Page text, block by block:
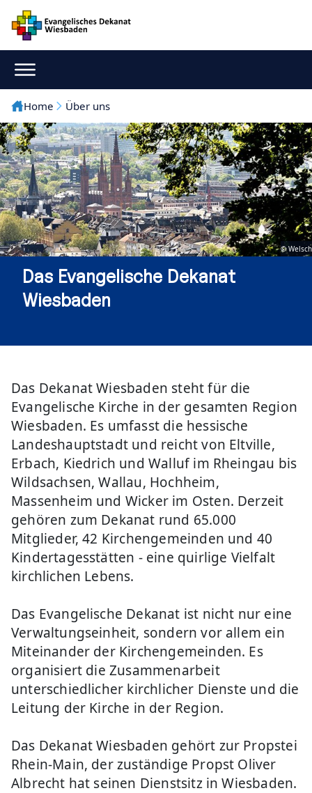
Home Über uns
© Welsch
Das Evangelische Dekanat
Wiesbaden
Das Dekanat Wiesbaden steht für die
Evangelische Kirche in der gesamten Region
Wiesbaden. Es umfasst die hessische
Landeshauptstadt und reicht von Eltville,
Erbach, Kiedrich und Walluf im Rheingau bis
Wildsachsen, Wallau, Hochheim,
Massenheim und Wicker im Osten. Derzeit
gehören zum Dekanat rund 65.000
Mitglieder, 42 Kirchengemeinden und 40
Kindertagesstätten - eine quirlige Vielfalt
kirchlichen Lebens.
Das Evangelische Dekanat ist nicht nur eine
Verwaltungseinheit, sondern vor allem ein
Miteinander der Kirchengemeinden. Es
organisiert die Zusammenarbeit
unterschiedlicher kirchlicher Dienste und die
Leitung der Kirche in der Region.
Das Dekanat Wiesbaden gehört zur Propstei
Rhein-Main, der zuständige Propst Oliver
Albrecht hat seinen Dienstsitz in Wiesbaden.